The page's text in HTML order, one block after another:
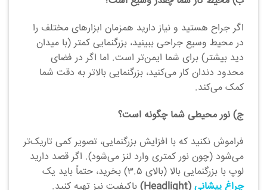
اگر جراح هستید و نیاز دارید همزمان ابزارهای مختلف را
در محیط وسیع جراحی ببینید، بزرگنمایی کمتر (با میدان
دید بیشتر) برای شما ایمن‌تر است. اما اگر در فضای
محدود دندان کار می‌کنید، بزرگنمایی بالاتر به دقت شما
کمک می‌کند.
ج) نور محیطی شما چگونه است؟
فراموش نکنید که با افزایش بزرگنمایی، تصویر کمی تاریک‌تر
می‌شود (چون نور کمتری وارد لنز می‌شود). اگر قصد دارید
لوپ با بزرگنمایی بالا (بالای ۳.۵) بخرید، حتماً باید یک
چراغ پیشانی(Headlight)
باکیفیت نیز تهیه کنید.